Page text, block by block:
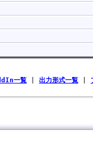
一覧 出力形式一覧